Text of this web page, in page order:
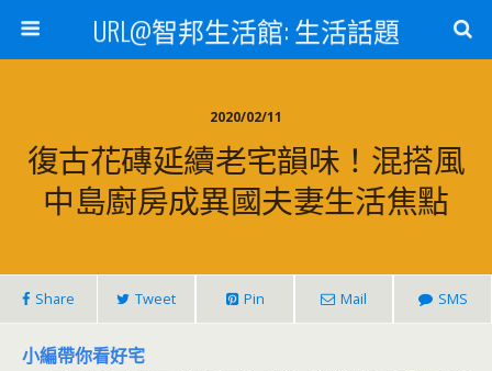
URL@智邦生活館: 生活話題
2020/02/11
復古花磚延續老宅韻味！混搭風
中島廚房成異國夫妻生活焦點
Share Tweet Pin Mail SMS
小編帶你看好宅